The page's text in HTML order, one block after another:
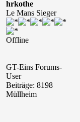
hrkothe
Le Mans Sieger
Offline
GT-Eins Forums-
User
Beiträge: 8198
Müllheim